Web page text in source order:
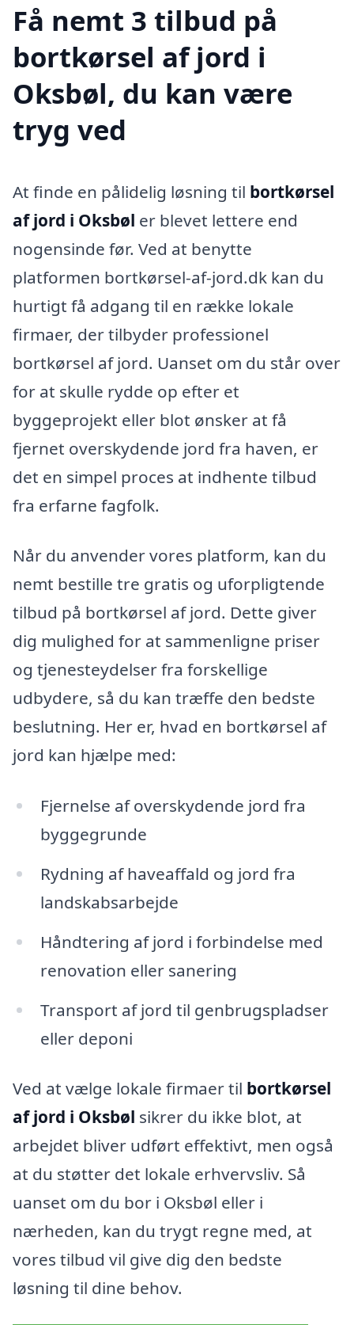
Få nemt 3 tilbud på
bortkørsel af jord i
Oksbøl, du kan være
tryg ved
At finde en pålidelig løsning til bortkørsel
af jord i Oksbøl er blevet lettere end
nogensinde før. Ved at benytte
platformen bortkørsel-af-jord.dk kan du
hurtigt få adgang til en række lokale
firmaer, der tilbyder professionel
bortkørsel af jord. Uanset om du står over
for at skulle rydde op efter et
byggeprojekt eller blot ønsker at få
fjernet overskydende jord fra haven, er
det en simpel proces at indhente tilbud
fra erfarne fagfolk.
Når du anvender vores platform, kan du
nemt bestille tre gratis og uforpligtende
tilbud på bortkørsel af jord. Dette giver
dig mulighed for at sammenligne priser
og tjenesteydelser fra forskellige
udbydere, så du kan træffe den bedste
beslutning. Her er, hvad en bortkørsel af
jord kan hjælpe med:
Fjernelse af overskydende jord fra
byggegrunde
Rydning af haveaffald og jord fra
landskabsarbejde
Håndtering af jord i forbindelse med
renovation eller sanering
Transport af jord til genbrugspladser
eller deponi
Ved at vælge lokale firmaer til bortkørsel
af jord i Oksbøl sikrer du ikke blot, at
arbejdet bliver udført effektivt, men også
at du støtter det lokale erhvervsliv. Så
uanset om du bor i Oksbøl eller i
nærheden, kan du trygt regne med, at
vores tilbud vil give dig den bedste
løsning til dine behov.